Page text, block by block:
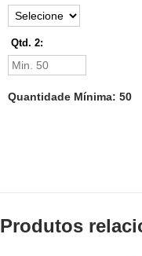
Qtd. 2:
Quantidade Mínima: 50
Produtos